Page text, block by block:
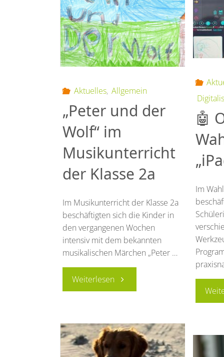
beim
Zehntel
2026
mit
55
Kindern
mit!"
🤖
Im
Aktuelles, Allgemein
„Peter und der
Wolf“ im
Musikunterricht
der Klasse 2a
Im Musikunterricht der Klasse 2a
beschäftigten sich die Kinder in
den vergangenen Wochen
intensiv mit dem bekannten
musikalischen Märchen „Peter …
Weiterlesen"„Peter
der
Wolf“